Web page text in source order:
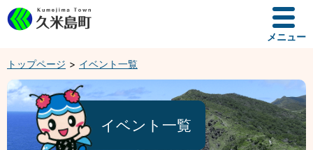
メニュー
トップページ イベント一覧
イベント一覧